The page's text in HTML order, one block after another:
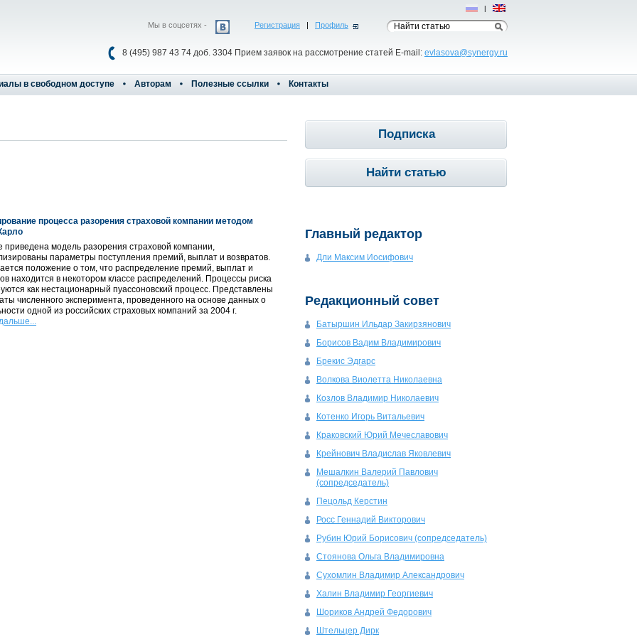
Регистрация | Профиль
8 (495) 987 43 74 доб. 3304 Прием заявок на рассмотрение статей E-mail: evlasova@synergy.ru
Мы в соцсетях -
Рус | Eng
в свободном доступе Авторам Полезные ссылки Контакты
процесса разорения страховой компании методом
приведена модель разорения страховой компании,
параметры поступления премий, выплат и возвратов.
положение о том, что распределение премий, выплат и
находится в некотором классе распределений. Процессы риска
как нестационарный пуассоновский процесс. Представлены
численного эксперимента, проведенного на основе данных о
одной из российских страховых компаний за 2004 г.
Подписка
Найти статью
Главный редактор
Дли Максим Иосифович
Редакционный совет
Батыршин Ильдар Закирзянович
Борисов Вадим Владимирович
Брекис Эдгарс
Волкова Виолетта Николаевна
Козлов Владимир Николаевич
Котенко Игорь Витальевич
Краковский Юрий Мечеславович
Крейнович Владислав Яковлевич
Мешалкин Валерий Павлович
(сопредседатель)
Пецольд Керстин
Росс Геннадий Викторович
Рубин Юрий Борисович (сопредседатель)
Стоянова Ольга Владимировна
Сухомлин Владимир Александрович
Халин Владимир Георгиевич
Шориков Андрей Федорович
Штельцер Дирк